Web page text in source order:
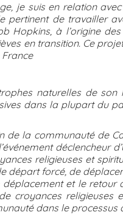
je suis en relation
pertinent de travailler
Hopkins, à l’origine
en transition. Ce
naturelles de
dans la plupart du
la communauté de
déclencheur
religieuses et
forcé, de
déplacement et le
croyances religieuses
dans le processus